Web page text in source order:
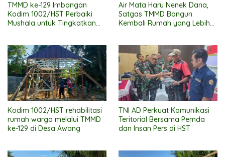
TMMD ke-129 Imbangan
Kodim 1002/HST Perbaiki
Mushala untuk Tingkatkan
Air Mata Haru Nenek Dana,
Satgas TMMD Bangun
Kembali Rumah yang Lebih
Kodim 1002/HST rehabilitasi
rumah warga melalui TMMD
ke-129 di Desa Awang
TNI AD Perkuat Komunikasi
Teritorial Bersama Pemda
dan Insan Pers di HST